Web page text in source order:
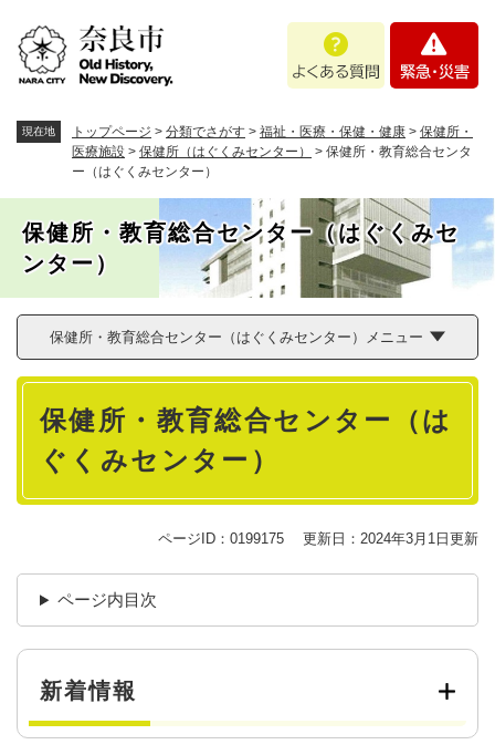
。
あ
問
・
現在地 トップページ > 分類でさがす > 福祉・医療・保健・健康 > 保健所・
医療施設 > 保健所（はぐくみセンター） > 保健所・教育総合センタ
ー（はぐくみセンター）
保健所・教育総合センター（はぐくみセ
ンター）
保健所・教育総合センター（はぐくみセンター）メニュー
本
保健所・教育総合センター（は
ぐくみセンター）
ページID：0199175 更新日：2024年3月1日更新
ページ内目次
新着情報